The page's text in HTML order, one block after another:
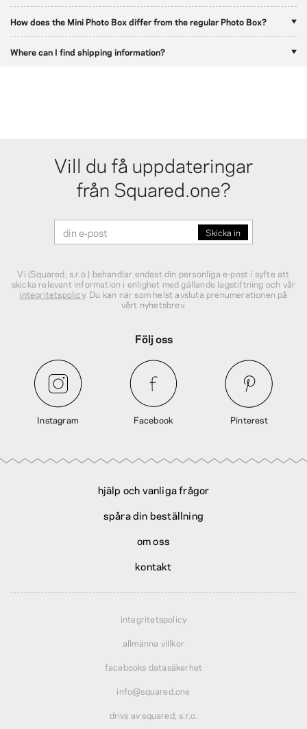
How does the Mini Photo Box differ from the regular Photo Box?
Where can I find shipping information?
Vill du få uppdateringar
från Squared.one?
Vi (Squared, s.r.o.) behandlar endast din personliga e‑post i syfte att
skicka relevant information i enlighet med gällande lagstiftning och vår
integritetspolicy. Du kan när som helst avsluta prenumerationen på
vårt nyhetsbrev.
Följ oss
Instagram Facebook Pinterest
hjälp och vanliga frågor
spåra din beställning
om oss
kontakt
integritetspolicy
allmänna villkor
facebooks datasäkerhet
info@squared.one
drivs av squared, s.r.o.